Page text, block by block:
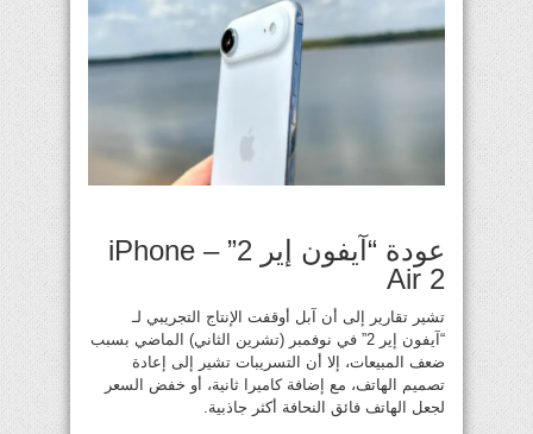
عودة “آيفون إير 2” – iPhone
Air 2
تشير تقارير إلى أن آبل أوقفت الإنتاج التجريبي لـ
“آيفون إير 2” في نوفمبر (تشرين الثاني) الماضي بسبب
ضعف المبيعات، إلا أن التسريبات تشير إلى إعادة
تصميم الهاتف، مع إضافة كاميرا ثانية، أو خفض السعر
لجعل الهاتف فائق النحافة أكثر جاذبية.